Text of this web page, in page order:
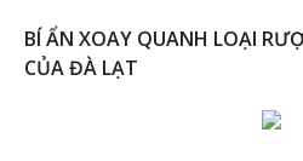
BÍ ẨN XOAY QUANH LOẠI
CỦA ĐÀ LẠT